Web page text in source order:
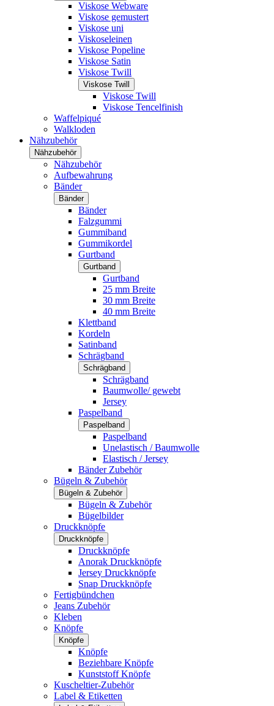
Viskose Webware
Viskose gemustert
Viskose uni
Viskoseleinen
Viskose Popeline
Viskose Satin
Viskose Twill
Viskose Twill
Viskose Twill
Viskose Tencelfinish
Waffelpiqué
Walkloden
Nähzubehör
Nähzubehör
Nähzubehör
Aufbewahrung
Bänder
Bänder
Bänder
Falzgummi
Gummiband
Gummikordel
Gurtband
Gurtband
Gurtband
25 mm Breite
30 mm Breite
40 mm Breite
Klettband
Kordeln
Satinband
Schrägband
Schrägband
Schrägband
Baumwolle/ gewebt
Jersey
Paspelband
Paspelband
Paspelband
Unelastisch / Baumwolle
Elastisch / Jersey
Bänder Zubehör
Bügeln & Zubehör
Bügeln & Zubehör
Bügeln & Zubehör
Bügelbilder
Druckknöpfe
Druckknöpfe
Druckknöpfe
Anorak Druckknöpfe
Jersey Druckknöpfe
Snap Druckknöpfe
Fertigbündchen
Jeans Zubehör
Kleben
Knöpfe
Knöpfe
Knöpfe
Beziehbare Knöpfe
Kunststoff Knöpfe
Kuscheltier-Zubehör
Label & Etiketten